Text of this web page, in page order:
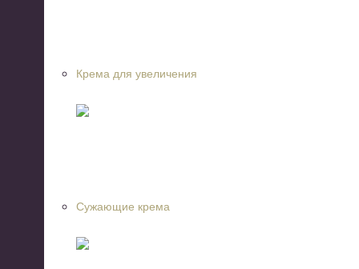
Крема для увеличения
Сужающие крема